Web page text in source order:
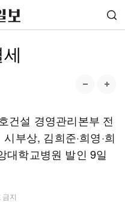
건설 경영관리본부 전
부상, 김희준·희영·희
대학교병원 발인 9일
지